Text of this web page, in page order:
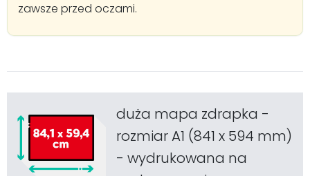
zawsze przed oczami.
duża mapa zdrapka -
rozmiar A1 (841 x 594 mm)
- wydrukowana na